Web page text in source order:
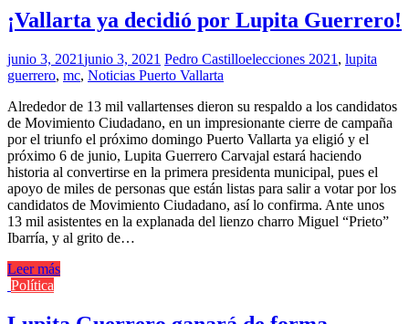
¡Vallarta ya decidió por Lupita Guerrero!
junio 3, 2021junio 3, 2021 Pedro Castilloelecciones 2021 , lupita
guerrero, mc, Noticias Puerto Vallarta
Alrededor de 13 mil vallartenses dieron su respaldo a los candidatos
de Movimiento Ciudadano, en un impresionante cierre de campaña
por el triunfo el próximo domingo Puerto Vallarta ya eligió y el
próximo 6 de junio, Lupita Guerrero Carvajal estará haciendo
historia al convertirse en la primera presidenta municipal, pues el
apoyo de miles de personas que están listas para salir a votar por los
candidatos de Movimiento Ciudadano, así lo confirma. Ante unos
13 mil asistentes en la explanada del lienzo charro Miguel “Prieto”
Ibarría, y al grito de…
Leer más
Política